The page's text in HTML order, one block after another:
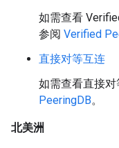
如需查看
参阅 Verified
直接对等互连
如需查看直接
PeeringDB。
北美洲